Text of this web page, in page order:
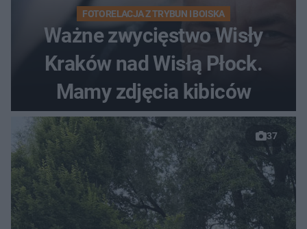
FOTORELACJA Z TRYBUN I BOISKA
Ważne zwycięstwo Wisły
Kraków nad Wisłą Płock.
Mamy zdjęcia kibiców
37